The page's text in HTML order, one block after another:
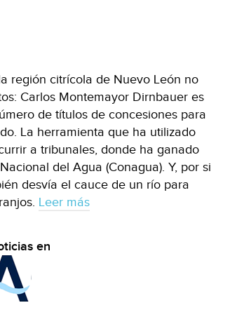
región citrícola de Nuevo León no
Carlos Montemayor Dirnbauer es
de títulos de concesiones para
La herramienta que ha utilizado
a tribunales, donde ha ganado
del Agua (Conagua). Y, por si
desvía el cauce de un río para
Leer más
en